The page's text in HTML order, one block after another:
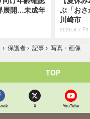
展開…未成年
ぶ「お
川崎市
2026.8.7 Fri
› 保護者 › 記事 › 写真・画像
TOP
X YouTube